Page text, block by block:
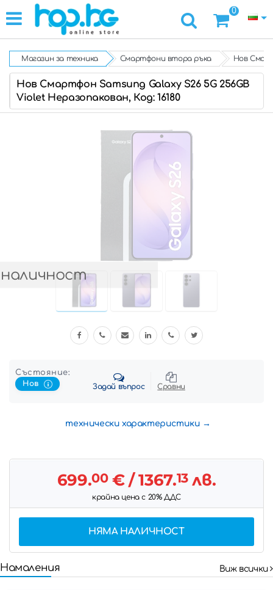
0
Магазин за техника Смартфони втора ръка Нов
Нов Смартфон Samsung Galaxy S26 5G 256GB
Violet Неразопакован, Код: 16180
Състояние:
Нов
Задай въпрос Сравни
технически характеристики
699.00€/ 1367.13лв.
крайна цена с 20% ДДС
НЯМА НАЛИЧНОСТ
Намаления Виж всички